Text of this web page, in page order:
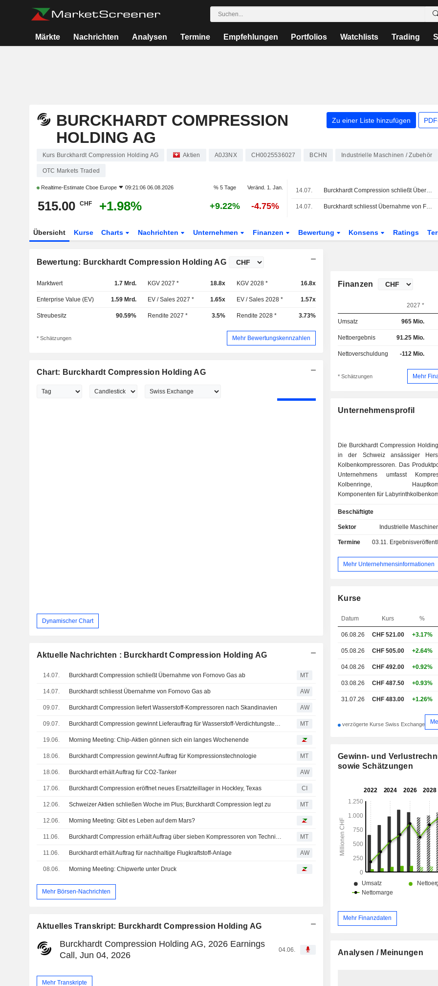
Märkte Nachrichten Analysen Termine Empfehlungen Portfolios Watchlists Trading
BURCKHARDT COMPRESSION
HOLDING AG
Zu einer Liste hinzufügen
Kurs Burckhardt Compression Holding AG Aktien A0J3NX CH0025536027 BCHN Industrielle Maschinen / Zubehör
OTC Markets Traded
Realtime-Estimate Cboe Europe 09:21:06 06.08.2026 % 5 Tage Veränd. 1. Jan.
515.00 CHF +1.98% +9.22% -4.75%
14.07. Burckhardt Compression schließt Übernahme von Fornovo Gas ab
14.07. Burckhardt schliesst Übernahme von Fornovo Gas ab
Übersicht Kurse Charts Nachrichten Unternehmen Finanzen Bewertung Konsens Ratings
Bewertung: Burckhardt Compression Holding AG
Marktwert 1.7 Mrd. KGV 2027 * 18.8x KGV 2028 * 16.8x
Enterprise Value (EV) 1.59 Mrd. EV / Sales 2027 * 1.65x EV / Sales 2028 * 1.57x
Streubesitz 90.59% Rendite 2027 * 3.5% Rendite 2028 * 3.73%
* Schätzungen Mehr Bewertungskennzahlen
Chart: Burckhardt Compression Holding AG
Dynamischer Chart
Aktuelle Nachrichten : Burckhardt Compression Holding AG
14.07. Burckhardt Compression schließt Übernahme von Fornovo Gas ab MT
14.07. Burckhardt schliesst Übernahme von Fornovo Gas ab AW
09.07. Burckhardt Compression liefert Wasserstoff-Kompressoren nach Skandinavien AW
09.07. Burckhardt Compression gewinnt Lieferauftrag für Wasserstoff-Verdichtungstechnologie MT
19.06. Morning Meeting: Chip-Aktien gönnen sich ein langes Wochenende
18.06. Burckhardt Compression gewinnt Auftrag für Kompressionstechnologie MT
18.06. Burckhardt erhält Auftrag für CO2-Tanker AW
17.06. Burckhardt Compression eröffnet neues Ersatzteillager in Hockley, Texas CI
12.06. Schweizer Aktien schließen Woche im Plus; Burckhardt Compression legt zu MT
12.06. Morning Meeting: Gibt es Leben auf dem Mars?
11.06. Burckhardt Compression erhält Auftrag über sieben Kompressoren von Technip Energies MT
11.06. Burckhardt erhält Auftrag für nachhaltige Flugkraftstoff-Anlage AW
08.06. Morning Meeting: Chipwerte unter Druck
Mehr Börsen-Nachrichten
Aktuelles Transkript: Burckhardt Compression Holding AG
Burckhardt Compression Holding AG, 2026 Earnings
Call, Jun 04, 2026
04.06.
Mehr Transkripte
Finanzen
2027 *
Umsatz 965 Mio.
Nettoergebnis 91.25 Mio.
Nettoverschuldung -112 Mio.
* Schätzungen Mehr
Unternehmensprofil
Die Burckhardt Compression
in der Schweiz ansässiger
Kolbenkompressoren. Das
Unternehmens umfasst
Kolbenringe,
Komponenten für
maßgeschneiderten
Upstream und Downstream
Gasspeicherung sowie in
chemischen und petrochemischen
Dienstleistungen an, wie
und Diagnose sowie Ersatzteile. Es
als 80 Ländern vertreten
Indien, China, den Vereinigten
Beschäftigte
Sektor Industrielle
Termine 03.11.
Mehr Unternehmensinformationen
Kurse
Datum Kurs %
06.08.26 CHF 521.00 +3.17%
05.08.26 CHF 505.00 +2.64%
04.08.26 CHF 492.00 +0.92%
03.08.26 CHF 487.50 +0.93%
31.07.26 CHF 483.00 +1.26%
verzögerte Kurse Swiss Exchange
Gewinn- und
sowie Schätzungen
Mehr Finanzdaten
Analysen / Meinungen